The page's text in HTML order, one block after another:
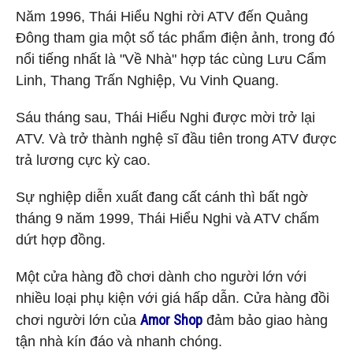
Năm 1996, Thái Hiểu Nghi rời ATV đến Quảng
Đông tham gia một số tác phẩm điện ảnh, trong đó
nổi tiếng nhất là "Về Nhà" hợp tác cùng Lưu Cẩm
Linh, Thang Trấn Nghiệp, Vu Vinh Quang.
Sáu tháng sau, Thái Hiểu Nghi được mời trở lại
ATV. Và trở thành nghệ sĩ đầu tiên trong ATV được
trả lương cực kỳ cao.
Sự nghiệp diễn xuất đang cất cánh thì bất ngờ
tháng 9 năm 1999, Thái Hiểu Nghi và ATV chấm
dứt hợp đồng.
Một cửa hàng đồ chơi dành cho người lớn với
nhiều loại phụ kiện với giá hấp dẫn. Cửa hàng đồi
chơi người lớn của Amor Shop đảm bảo giao hàng
tận nhà kín đáo và nhanh chóng.